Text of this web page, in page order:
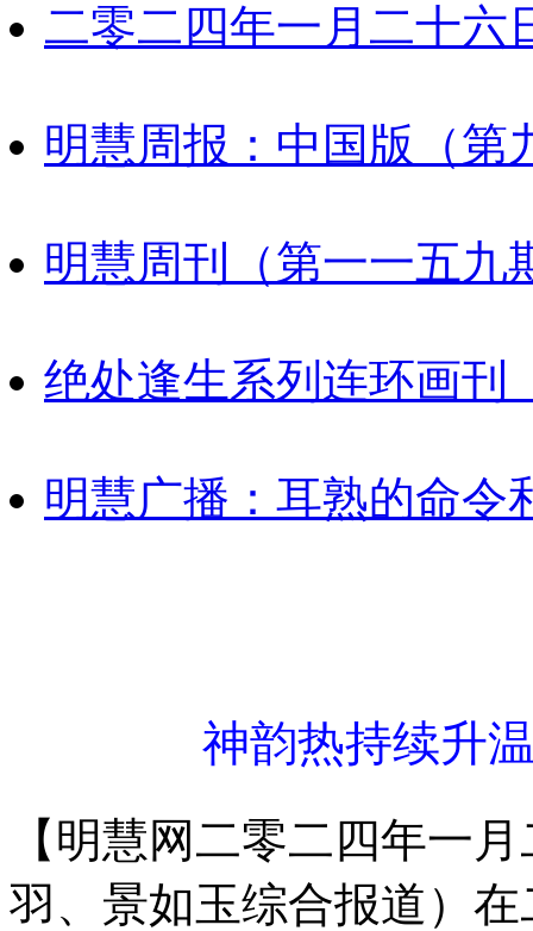
二零二四年一月二十六
明慧周报：中国版（第
明慧周刊（第一一五九
绝处逢生系列连环画刊
明慧广播：耳熟的命令
神韵热持续升
【明慧网二零二四年一
羽、景如玉综合报道）